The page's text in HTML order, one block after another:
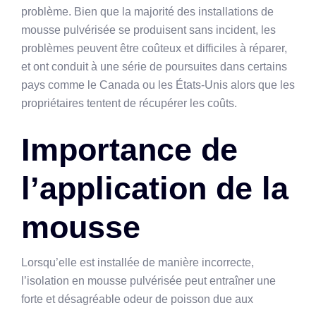
problème. Bien que la majorité des installations de
mousse pulvérisée se produisent sans incident, les
problèmes peuvent être coûteux et difficiles à réparer,
et ont conduit à une série de poursuites dans certains
pays comme le Canada ou les États-Unis alors que les
propriétaires tentent de récupérer les coûts.
Importance de
l’application de la
mousse
Lorsqu’elle est installée de manière incorrecte,
l’isolation en mousse pulvérisée peut entraîner une
forte et désagréable odeur de poisson due aux